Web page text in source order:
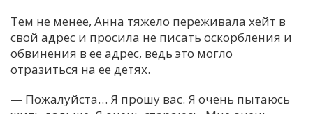
Тем не менее, Анна тяжело переживала хейт в
свой адрес и просила не писать оскорбления и
обвинения в ее адрес, ведь это могло
отразиться на ее детях.
— Пожалуйста… Я прошу вас. Я очень пытаюсь